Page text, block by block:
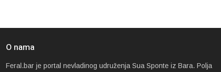
O nama
Feral.bar je portal nevladinog udruženja Sua Sponte iz Bara. Polja